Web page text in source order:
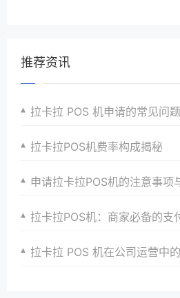
推荐资讯
拉卡拉 POS 机申请的常见问
拉卡拉POS机费率构成揭秘
申请拉卡拉POS机的注意事项
拉卡拉POS机：商家必备的支
拉卡拉 POS 机在公司运营中